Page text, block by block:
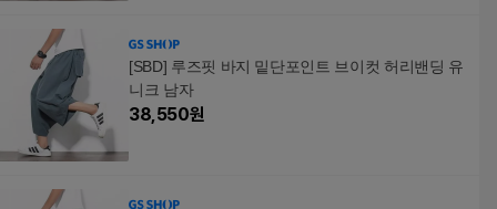
[SBD] 루즈핏 바지 밑단포인트 브이컷 허리밴딩 유
니크 남자
38,550원